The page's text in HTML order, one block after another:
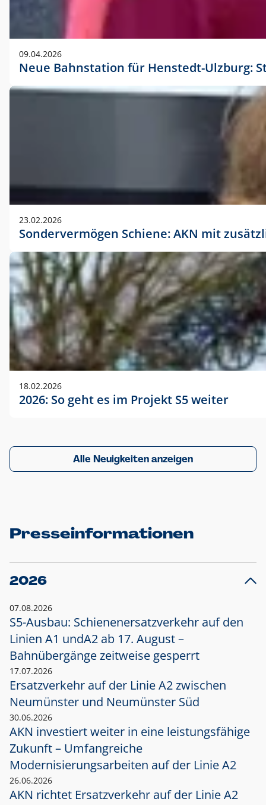
09.04.2026
Neue Bahnstation für Henstedt-Ulzburg:
23.02.2026
Sondervermögen Schiene: AKN mit
18.02.2026
2026: So geht es im Projekt S5 weiter
Alle Neuigkeiten anzeigen
Presseinformationen
2026
07.08.2026
S5-Ausbau: Schienenersatzverkehr auf den
Linien A1 undA2 ab 17. August –
Bahnübergänge zeitweise gesperrt
17.07.2026
Ersatzverkehr auf der Linie A2 zwischen
Neumünster und Neumünster Süd
30.06.2026
AKN investiert weiter in eine leistungsfähige
Zukunft – Umfangreiche
Modernisierungsarbeiten auf der Linie A2
26.06.2026
AKN richtet Ersatzverkehr auf der Linie A2